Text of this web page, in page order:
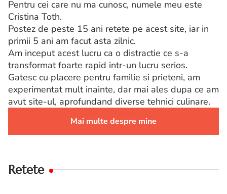
Pentru cei care nu ma cunosc, numele meu este
Cristina Toth.
Postez de peste 15 ani retete pe acest site, iar in
primii 5 ani am facut asta zilnic.
Am inceput acest lucru ca o distractie ce s-a
transformat foarte rapid intr-un lucru serios.
Gatesc cu placere pentru familie si prieteni, am
experimentat mult inainte, dar mai ales dupa ce am
avut site-ul, aprofundand diverse tehnici culinare.
Mai multe despre mine
Retete